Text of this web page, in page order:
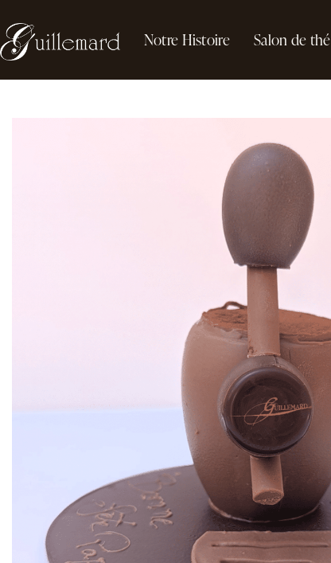
Notre Histoire Salon de thé